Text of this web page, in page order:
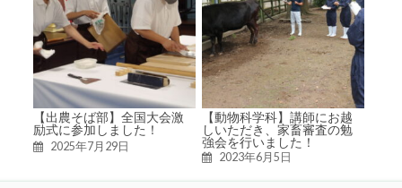
【出農そば部】全国大会激
励式に参加しました！
2025年7月29日
【動物科学科】講師にお越
しいただき、家畜審査の勉
強会を行いました！
2023年6月5日